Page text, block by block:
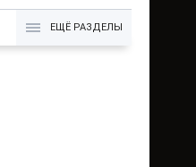
ЕЩЁ РАЗДЕЛЫ